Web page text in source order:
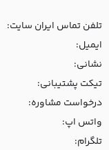
تلفن تماس ایران سایت:
ایمیل:
نشانی:
تیکت پشتیبانی:
درخواست مشاوره:
واتس اپ:
تلگرام: